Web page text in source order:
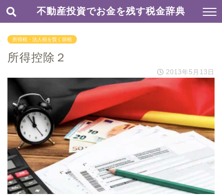
不動産投資でお金を残す税金辞典
所得税・法人税を賢く節税
所得控除２
2013年5月13日